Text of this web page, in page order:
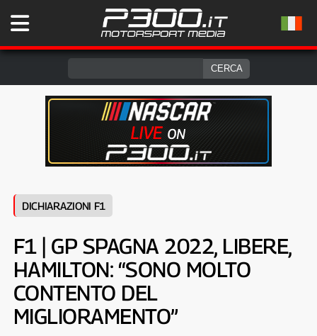
DICHIARAZIONI F1
F1 | GP SPAGNA 2022, LIBERE,
HAMILTON: “SONO MOLTO
CONTENTO DEL
MIGLIORAMENTO”